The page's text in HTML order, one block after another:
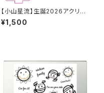
【小山星流】生誕2026アクリル
スタンドキーホルダー
¥1,500